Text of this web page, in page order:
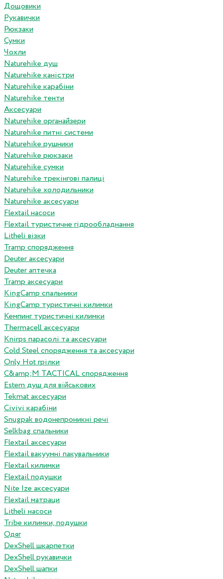
Дощовики
Рукавички
Рюкзаки
Сумки
Чохли
Naturehike душ
Naturehike каністри
Naturehike карабіни
Naturehike тенти
Аксесуари
Naturehike органайзери
Naturehike питні системи
Naturehike рушники
Naturehike рюкзаки
Naturehike сумки
Naturehike трекінгові палиці
Naturehike холодильники
Naturehike аксесуари
Flextail насоси
Flextail туристичне гідрообладнання
Litheli візки
Tramp спорядження
Deuter аксесуари
Deuter аптечка
Tramp аксесуари
KingCamp спальники
KingCamp туристичні килимки
Кемпинг туристичні килимки
Thermacell аксесуари
Knirps парасолі та аксесуари
Cold Steel спорядження та аксесуари
Only Hot грілки
C&amp;M TACTICAL спорядження
Estem душ для військових
Tekmat аксесуари
Сivivi карабіни
Snugpak водонепроникні речі
Selkbag спальники
Flextail аксесуари
Flextail вакуумні пакувальники
Flextail килимки
Flextail подушки
Nite Ize аксесуари
Flextail матраци
Litheli насоси
Tribe килимки, подушки
Одяг
DexShell шкарпетки
DexShell рукавички
DexShell шапки